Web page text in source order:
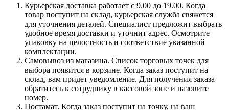
Курьерская доставка работает с 9.00 до 19.00. Когда
товар поступит на склад, курьерская служба свяжется
для уточнения деталей. Специалист предложит выбрать
удобное время доставки и уточнит адрес. Осмотрите
упаковку на целостность и соответствие указанной
комплектации.
Самовывоз из магазина. Список торговых точек для
выбора появится в корзине. Когда заказ поступит на
склад, вам придет уведомление. Для получения заказа
обратитесь к сотруднику в кассовой зоне и назовите
номер.
Постамат. Когда заказ поступит на точку, на ваш